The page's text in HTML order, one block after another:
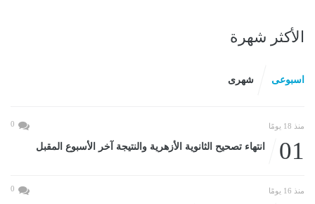
الأكثر شهرة
اسبوعى شهرى
منذ 18 يومًا 0
01 انتهاء تصحيح الثانوية الأزهرية والنتيجة آخر الأسبوع المقبل
منذ 16 يومًا 0